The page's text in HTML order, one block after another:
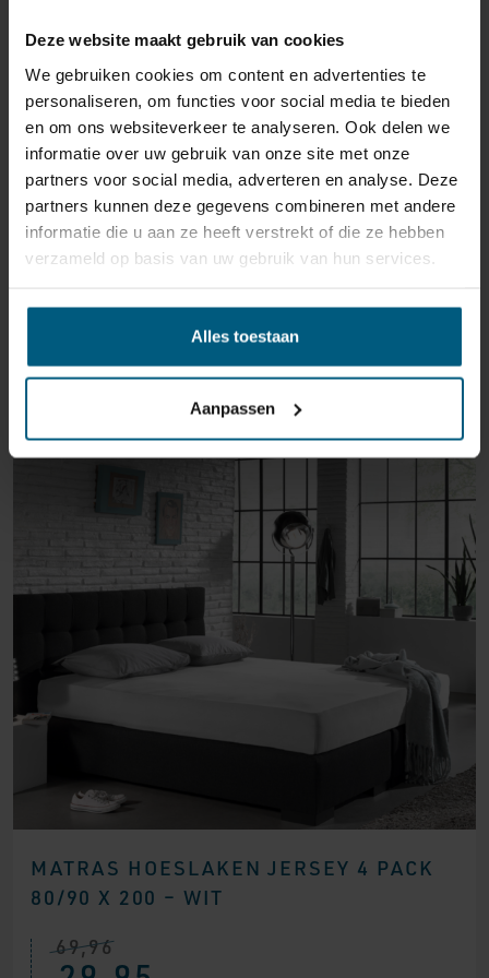
Deze website maakt gebruik van cookies
We gebruiken cookies om content en advertenties te
personaliseren, om functies voor social media te bieden
en om ons websiteverkeer te analyseren. Ook delen we
informatie over uw gebruik van onze site met onze
partners voor social media, adverteren en analyse. Deze
partners kunnen deze gegevens combineren met andere
informatie die u aan ze heeft verstrekt of die ze hebben
verzameld op basis van uw gebruik van hun services.
Alles toestaan
Aanpassen
dagen na ontvangst zonder opgave van reden te
annuleren. Behandel het product met zorg en zorg
ervoor dat deze bij het retour sturen goed verpakt is.
Mocht het product beschadigd zijn of is de verpakking
meer beschadigd dan nodig, dan kunnen we deze
waardevermindering van het product aan u
doorberekenen.
GERELATEERDE PRODUCTEN
MATRAS HOESLAKEN JERSEY 4 PACK
80/90 X 200 – WIT
69,96
Oorspronkelijke
prijs
Huidige
prijs